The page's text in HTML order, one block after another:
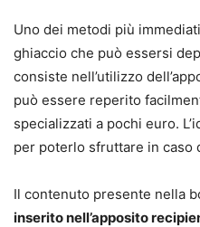
Uno dei metodi più
ghiaccio che può essersi
consiste nell’utilizzo
può essere reperito
specializzati a pochi euro.
per poterlo sfruttare in caso
Il contenuto presente nella
inserito nell’apposito